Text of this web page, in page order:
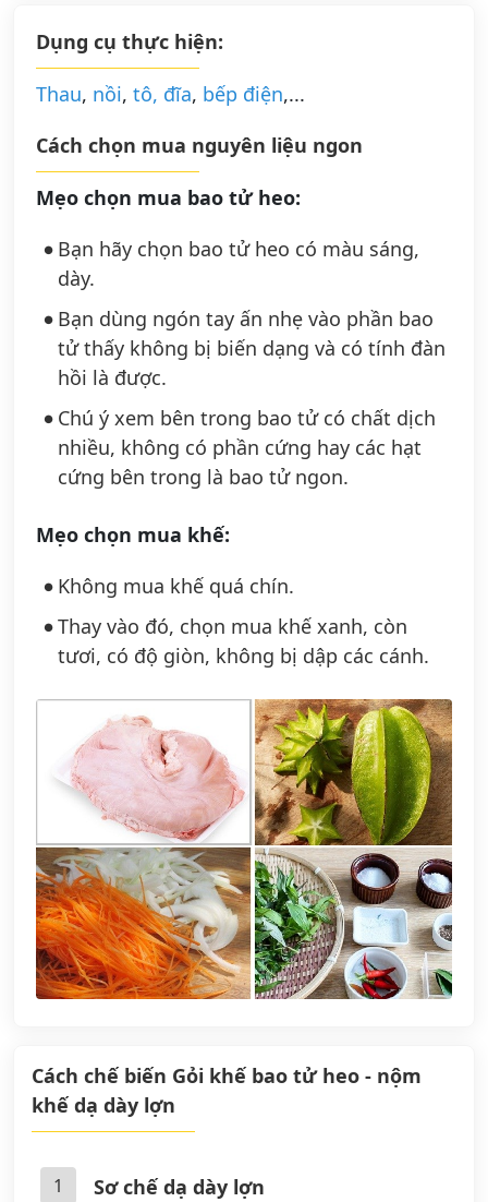
Dụng cụ thực hiện:
Thau, nồi, tô, đĩa, bếp điện,...
Cách chọn mua nguyên liệu ngon
Mẹo chọn mua bao tử heo:
Bạn hãy chọn bao tử heo có màu sáng,
dày.
Bạn dùng ngón tay ấn nhẹ vào phần bao
tử thấy không bị biến dạng và có tính đàn
hồi là được.
Chú ý xem bên trong bao tử có chất dịch
nhiều, không có phần cứng hay các hạt
cứng bên trong là bao tử ngon.
Mẹo chọn mua khế:
Không mua khế quá chín.
Thay vào đó, chọn mua khế xanh, còn
tươi, có độ giòn, không bị dập các cánh.
Cách chế biến Gỏi khế bao tử heo - nộm
khế dạ dày lợn
1
Sơ chế dạ dày lợn